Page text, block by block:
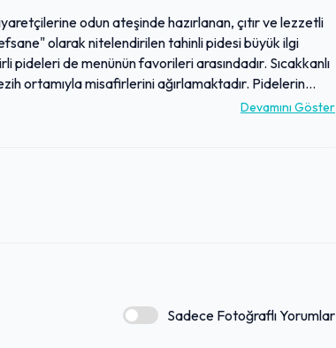
odun ateşinde hazırlanan, çıtır ve lezzetli
olarak nitelendirilen tahinli pidesi büyük ilgi
pideleri de menünün favorileri arasındadır. Sıcakkanlı
ortamıyla misafirlerini ağırlamaktadır. Pidelerin
bu da genel memnuniyeti artırmaktadır. Makul
Devamını Göster
Sadece Fotoğraflı Yorumlar